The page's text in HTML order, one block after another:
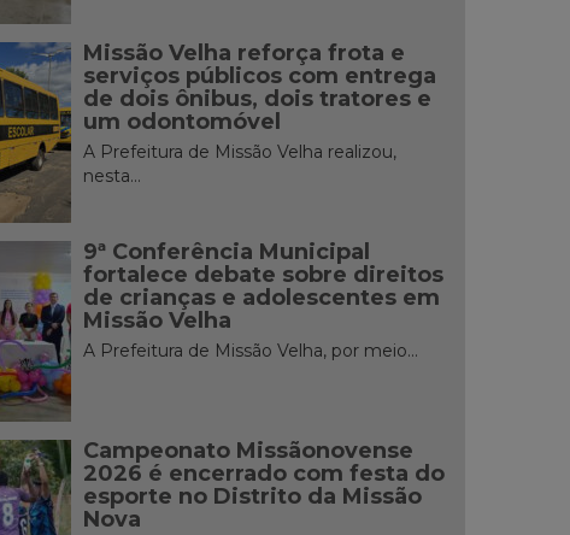
Missão Velha reforça frota e
serviços públicos com entrega
de dois ônibus, dois tratores e
um odontomóvel
A Prefeitura de Missão Velha realizou,
nesta...
9ª Conferência Municipal
fortalece debate sobre direitos
de crianças e adolescentes em
Missão Velha
A Prefeitura de Missão Velha, por meio...
Campeonato Missãonovense
2026 é encerrado com festa do
esporte no Distrito da Missão
Nova